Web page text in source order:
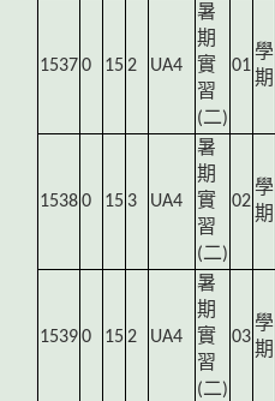
15370 152 UA4
暑
期
實
習
(二)
01
學
期
15380 15 3 UA4
暑
期
實
習
(二)
02
學
期
15390 152 UA4
暑
期
實
習
(二)
03
學
期